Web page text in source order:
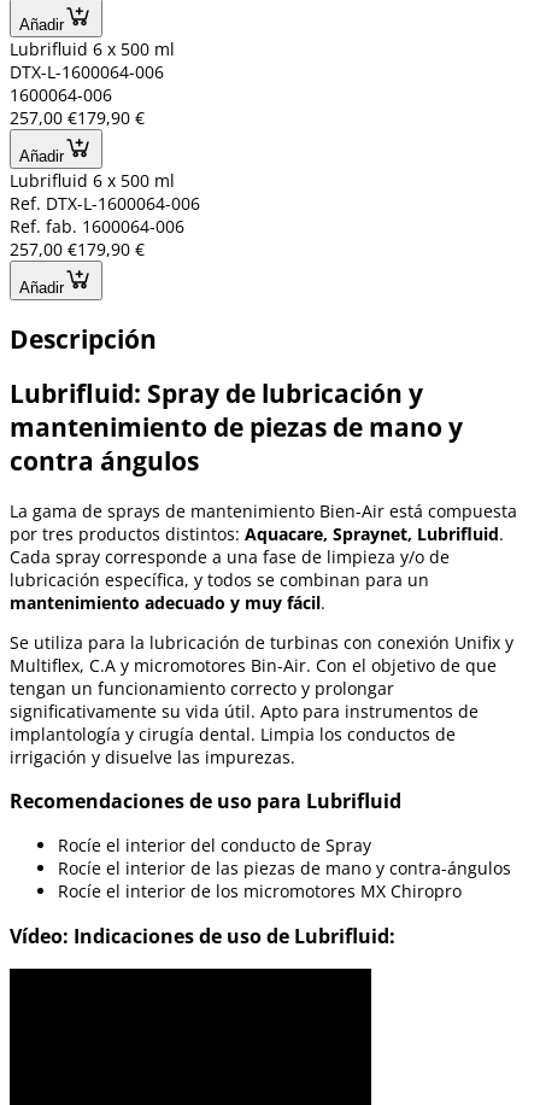
Añadir
Lubrifluid 6 x 500 ml
DTX-L-1600064-006
1600064-006
257,00 €179,90 €
Añadir
Lubrifluid 6 x 500 ml
Ref. DTX-L-1600064-006
Ref. fab. 1600064-006
257,00 €179,90 €
Añadir
Descripción
Lubrifluid: Spray de lubricación y
mantenimiento de piezas de mano y
contra ángulos
La gama de sprays de mantenimiento Bien-Air está compuesta
por tres productos distintos: Aquacare, Spraynet, Lubrifluid.
Cada spray corresponde a una fase de limpieza y/o de
lubricación específica, y todos se combinan para un
mantenimiento adecuado y muy fácil.
Se utiliza para la lubricación de turbinas con conexión Unifix y
Multiflex, C.A y micromotores Bin-Air. Con el objetivo de que
tengan un funcionamiento correcto y prolongar
significativamente su vida útil. Apto para instrumentos de
implantología y cirugía dental. Limpia los conductos de
irrigación y disuelve las impurezas.
Recomendaciones de uso para Lubrifluid
Rocíe el interior del conducto de Spray
Rocíe el interior de las piezas de mano y contra-ángulos
Rocíe el interior de los micromotores MX Chiropro
Vídeo: Indicaciones de uso de Lubrifluid: